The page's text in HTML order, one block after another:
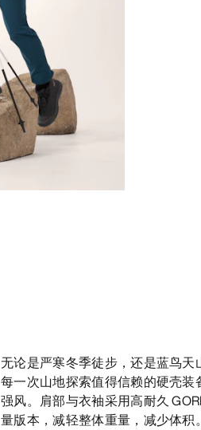
无论是严寒冬季徒步，还是蓝鸟
每一次山地探索值得信赖的硬壳
强风。肩部与衣袖采用高耐久
量版本，减轻整体重量，减少体积